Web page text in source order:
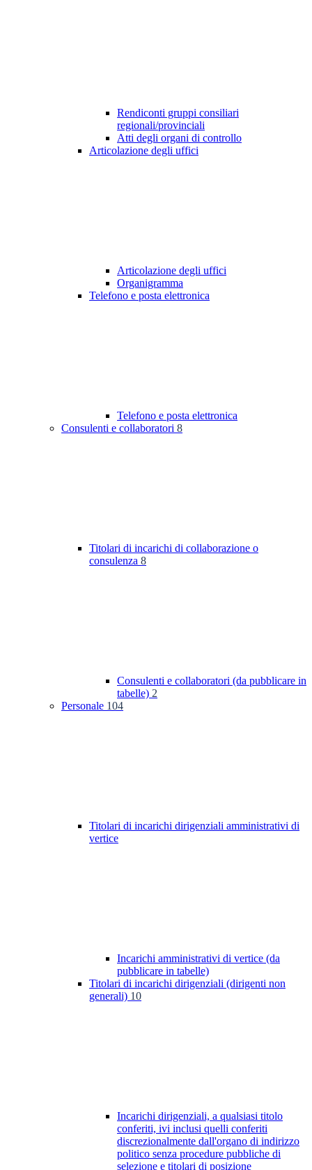
Rendiconti gruppi consiliari
regionali/provinciali
Atti degli organi di controllo
Articolazione degli uffici
Articolazione degli uffici
Organigramma
Telefono e posta elettronica
Telefono e posta elettronica
Consulenti e collaboratori 8
Titolari di incarichi di collaborazione o
consulenza 8
Consulenti e collaboratori (da pubblicare in
tabelle) 2
Personale 104
Titolari di incarichi dirigenziali amministrativi di
vertice
Incarichi amministrativi di vertice (da
pubblicare in tabelle)
Titolari di incarichi dirigenziali (dirigenti non
generali) 10
Incarichi dirigenziali, a qualsiasi titolo
conferiti, ivi inclusi quelli conferiti
discrezionalmente dall'organo di indirizzo
politico senza procedure pubbliche di
selezione e titolari di posizione